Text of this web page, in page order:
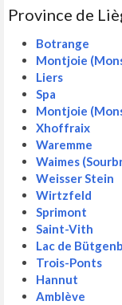
Province de
Botrange
Montjoie
Liers
Spa
Montjoie
Xhoffraix
Waremme
Waimes
Weisser Stein
Wirtzfeld
Sprimont
Saint-Vith
Lac de
Trois-Ponts
Hannut
Amblève